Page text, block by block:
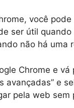
você
ser útil
não há uma
Chrome e
avançadas” e
pela web